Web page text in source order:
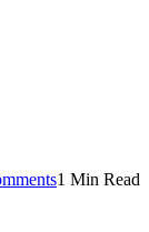
1 Min Read